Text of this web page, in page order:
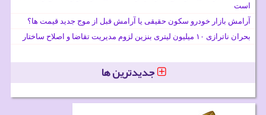
است
آرامش بازار خودرو سکون حقیقی یا آرامش قبل از موج جدید قیمت ها؟
بحران ناترازی ۱۰ میلیون لیتری بنزین لزوم مدیریت تقاضا و اصلاح ساختار
جدیدترین ها